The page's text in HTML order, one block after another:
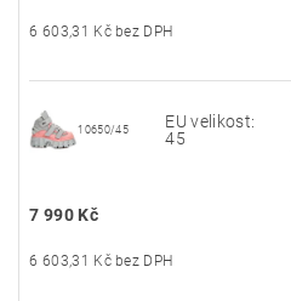
6 603,31 Kč bez DPH
10650/45
EU velikost:
45
7 990 Kč
6 603,31 Kč bez DPH